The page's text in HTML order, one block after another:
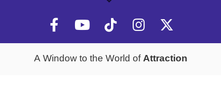
A Window to the World ofAttraction